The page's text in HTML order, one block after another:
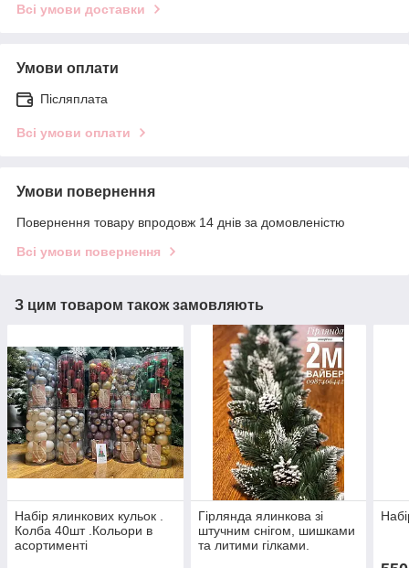
Всі умови доставки
Умови оплати
Післяплата
Всі умови оплати
Умови повернення
Повернення товару впродовж 14 днів за домовленістю
Всі умови повернення
З цим товаром також замовляють
Набір ялинкових кульок .
Колба 40шт .Кольори в
асортименті
Гірлянда ялинкова зі
штучним снігом, шишками
та литими гілками.